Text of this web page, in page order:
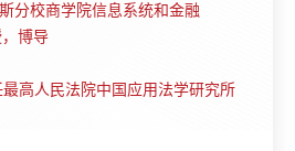
分校商学院信息系统和金融
博导
高人民法院中国应用法学研究所